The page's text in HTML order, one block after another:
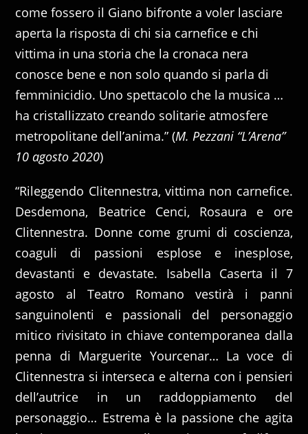
come fossero il Giano bifronte a voler lasciare
aperta la risposta di chi sia carnefice e chi
vittima in una storia che la cronaca nera
conosce bene e non solo quando si parla di
femminicidio. Uno spettacolo che la musica …
ha cristallizzato creando solitarie atmosfere
metropolitane dell’anima.” (M. Pezzani “L’Arena”
10 agosto 2020)
“Rileggendo Clitennestra, vittima non carnefice.
Desdemona, Beatrice Cenci, Rosaura e ore
Clitennestra. Donne come grumi di coscienza,
coaguli di passioni esplose e inesplose,
devastanti e devastate. Isabella Caserta il 7
agosto al Teatro Romano vestirà i panni
sanguinolenti e passionali del personaggio
mitico rivisitato in chiave contemporanea dalla
penna di Marguerite Yourcenar… La voce di
Clitennestra si interseca e alterna con i pensieri
dell’autrice in un raddoppiamento del
personaggio… Estrema è la passione che agita